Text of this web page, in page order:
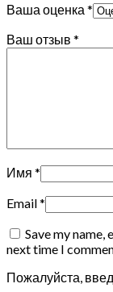
Ваша оценка *
Ваш отзыв *
Имя *
Email*
Save my
next time I
Пожалуйста,